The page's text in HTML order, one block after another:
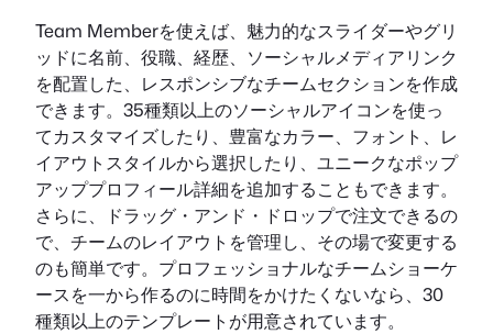
Team Memberを使えば、魅力的なスライダーやグリ
ッドに名前、役職、経歴、ソーシャルメディアリンク
を配置した、レスポンシブなチームセクションを作成
できます。35種類以上のソーシャルアイコンを使っ
てカスタマイズしたり、豊富なカラー、フォント、レ
イアウトスタイルから選択したり、ユニークなポップ
アッププロフィール詳細を追加することもできます。
さらに、ドラッグ・アンド・ドロップで注文できるの
で、チームのレイアウトを管理し、その場で変更する
のも簡単です。プロフェッショナルなチームショーケ
ースを一から作るのに時間をかけたくないなら、30
種類以上のテンプレートが用意されています。